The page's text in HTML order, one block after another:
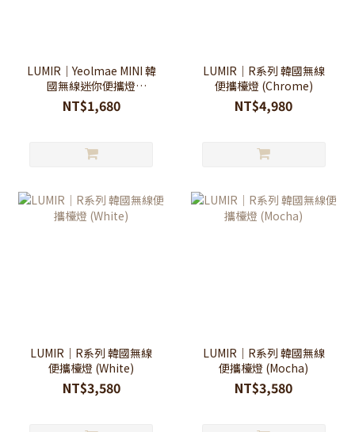
LUMIR｜Yeolmae MINI 韓
國無線迷你便攜燈
(4color)
NT$1,680
LUMIR｜R系列 韓國無線
便攜檯燈 (Chrome)
NT$4,980
LUMIR｜R系列 韓國無線
便攜檯燈 (White)
NT$3,580
LUMIR｜R系列 韓國無線
便攜檯燈 (Mocha)
NT$3,580